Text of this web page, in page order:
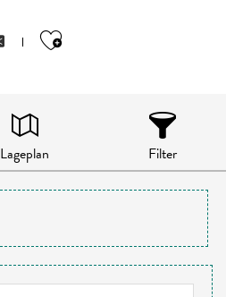
Ajouter aux
Lageplan Filter